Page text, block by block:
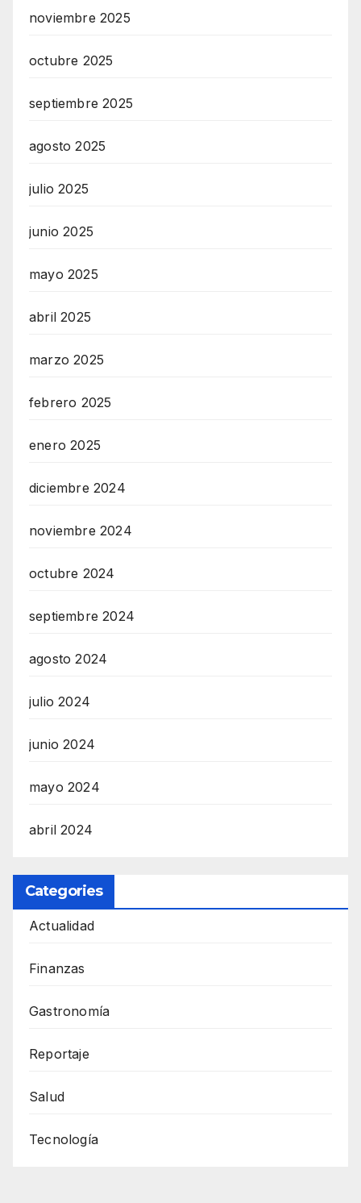
noviembre 2025
octubre 2025
septiembre 2025
agosto 2025
julio 2025
junio 2025
mayo 2025
abril 2025
marzo 2025
febrero 2025
enero 2025
diciembre 2024
noviembre 2024
octubre 2024
septiembre 2024
agosto 2024
julio 2024
junio 2024
mayo 2024
abril 2024
Categories
Actualidad
Finanzas
Gastronomía
Reportaje
Salud
Tecnología